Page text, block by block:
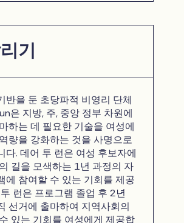
기
반을 둔 초당파적 비영리 단체
은 지방, 주, 중앙 정부 차원에
하는 데 필요한 기술을 여성에
량을 강화하는 것을 사명으로
다. 데어 투 런은 여성 후보자에
길을 모색하는 1년 과정의 자
에 참여할 수 있는 기회를 제공
런은 프로그램 졸업 후 2년
선거에 출마하여 지역사회의
있는 기회를 여성에게 제공합